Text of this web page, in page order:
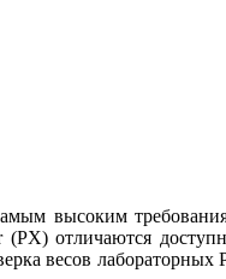
высоким
отличаются
весов